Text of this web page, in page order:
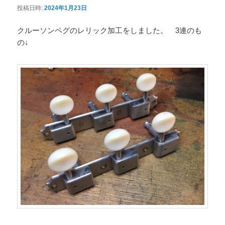
投稿日時:2024年1月23日
クルーソンペグのレリック加工をしました。 3連のも
の↓